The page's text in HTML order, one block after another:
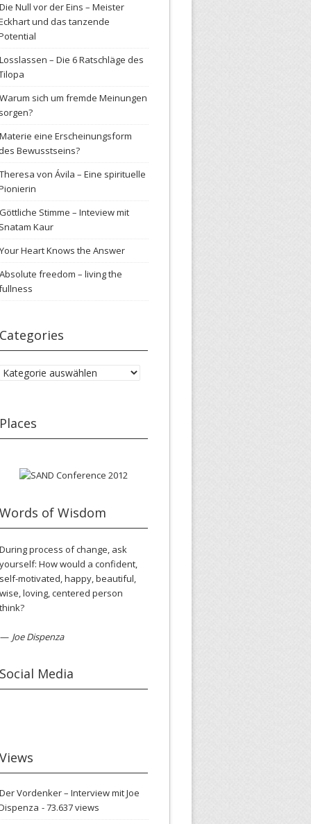
Die Null vor der Eins – Meister
und das tanzende
Losslassen – Die 6 Ratschläge des
Warum sich um fremde Meinungen
Materie eine Erscheinungsform
Bewusstseins?
Theresa von Ávila – Eine spirituelle
Göttliche Stimme – Inteview mit
Kaur
Your Heart Knows the Answer
Absolute freedom – living the
Categories
Places
Words of Wisdom
During process of change, ask
yourself: How would a confident,
self-motivated, happy, beautiful,
wise, loving, centered person
think?
— Joe Dispenza
Social Media
Views
Der Vordenker – Interview mit Joe
- 73.637 views